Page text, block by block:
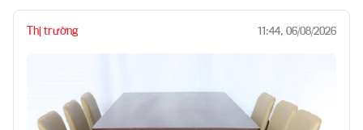
Thị trường 11:44, 06/08/2026